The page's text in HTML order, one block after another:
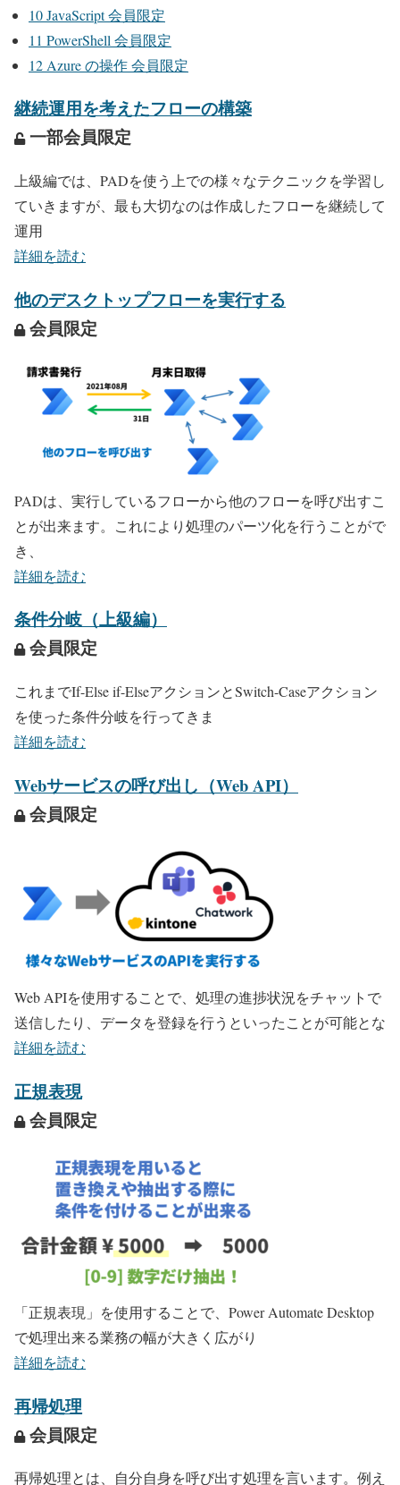
10JavaScript 会員限定
11 PowerShell 会員限定
12 Azure の操作 会員限定
継続運用を考えたフローの構築
一部会員限定
上級編では、PADを使う上での様々なテクニックを学習し
ていきますが、最も大切なのは作成したフローを継続して
運用
詳細を読む
他のデスクトップフローを実行する
会員限定
PADは、実行しているフローから他のフローを呼び出すこ
とが出来ます。これにより処理のパーツ化を行うことがで
き、
詳細を読む
条件分岐（上級編）
会員限定
これまでIf-Else if-ElseアクションとSwitch-Caseアクション
を使った条件分岐を行ってきま
詳細を読む
Webサービスの呼び出し（Web API）
会員限定
Web APIを使用することで、処理の進捗状況をチャットで
送信したり、データを登録を行うといったことが可能とな
詳細を読む
正規表現
会員限定
「正規表現」を使用することで、Power Automate Desktop
で処理出来る業務の幅が大きく広がり
詳細を読む
再帰処理
会員限定
再帰処理とは、自分自身を呼び出す処理を言います。例え